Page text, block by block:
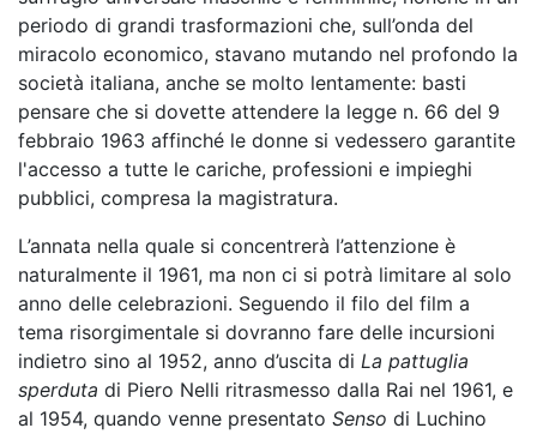
periodo di grandi trasformazioni che, sull’onda del
miracolo economico, stavano mutando nel profondo la
società italiana, anche se molto lentamente: basti
pensare che si dovette attendere la legge n. 66 del 9
febbraio 1963 affinché le donne si vedessero garantite
l'accesso a tutte le cariche, professioni e impieghi
pubblici, compresa la magistratura.
L’annata nella quale si concentrerà l’attenzione è
naturalmente il 1961, ma non ci si potrà limitare al solo
anno delle celebrazioni. Seguendo il filo del film a
tema risorgimentale si dovranno fare delle incursioni
indietro sino al 1952, anno d’uscita di La pattuglia
sperduta di Piero Nelli ritrasmesso dalla Rai nel 1961, e
al 1954, quando venne presentato Senso di Luchino